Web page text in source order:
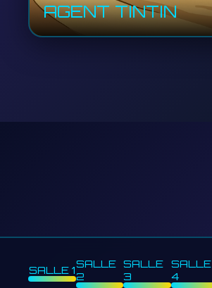
AGENT TINTIN
SALLE 1SALLE
2
SALLE
3
SALLE
4